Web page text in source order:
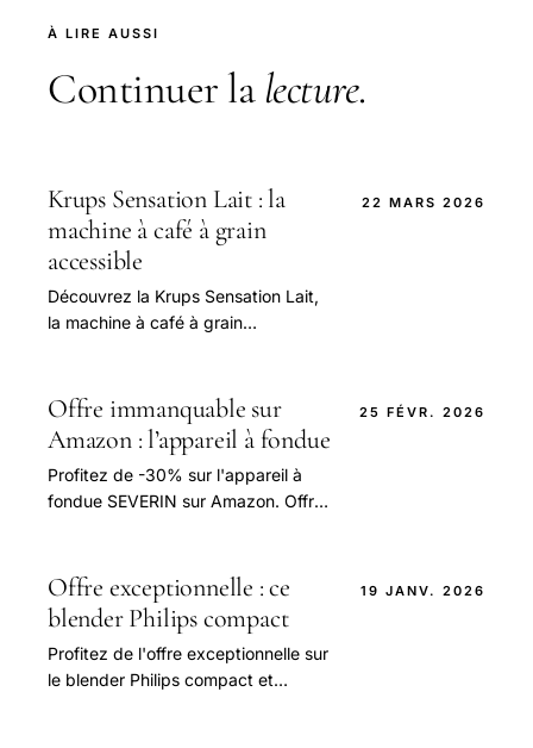
À LIRE AUSSI
Continuer la lecture.
Krups Sensation Lait : la
machine à café à grain
accessible
Découvrez la Krups Sensation Lait,
la machine à café à grain
prix réduit.
22 MARS 2026
Offre immanquable sur
Amazon : l’appareil à fondue
Profitez de -30% sur l'appareil à
fondue SEVERIN sur Amazon. Offre
cette promo.
25 FÉVR. 2026
Offre exceptionnelle : ce
blender Philips compact
Profitez de l'offre exceptionnelle sur
le blender Philips compact et
19 JANV. 2026